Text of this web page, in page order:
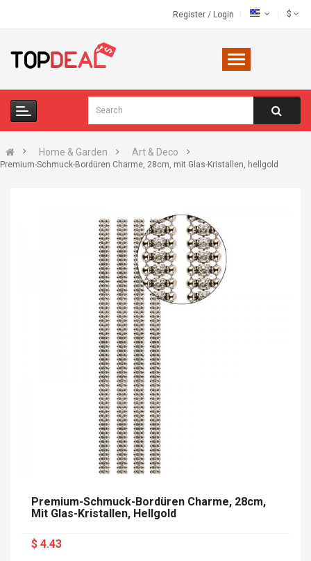
Register / Login $
Home & Garden Art & Deco
Premium-Schmuck-Bordüren Charme, 28cm, mit Glas-Kristallen, hellgold
Premium-Schmuck-Bordüren Charme, 28cm,
Mit Glas-Kristallen, Hellgold
$ 4.43